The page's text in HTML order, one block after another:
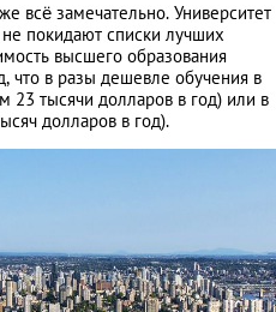
всё замечательно. Университет
покидают списки лучших
высшего образования
что в разы дешевле обучения в
23 тысячи долларов в год) или в
долларов в год).